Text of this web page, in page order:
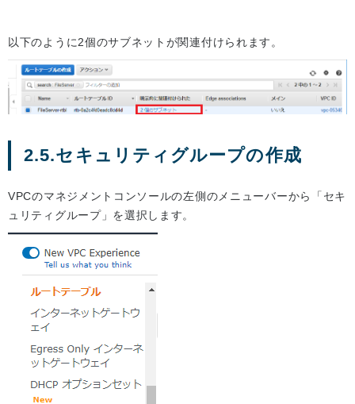
以下のように2個のサブネットが関連付けられます。
2.5.セキュリティグループの作成
VPCのマネジメントコンソールの左側のメニューバーから「セキ
ュリティグループ」を選択します。